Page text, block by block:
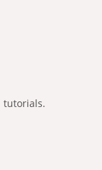
tutorials.